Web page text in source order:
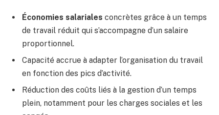
Économies salariales concrètes grâce à un temps
de travail réduit qui s’accompagne d’un salaire
proportionnel.
Capacité accrue à adapter l’organisation du travail
en fonction des pics d’activité.
Réduction des coûts liés à la gestion d’un temps
plein, notamment pour les charges sociales et les